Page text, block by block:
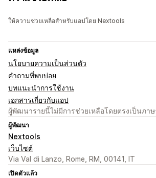
ให้ความช่วยเหลือสำหรับแอปโดย Nextools
แหล่งข้อมูล
นโยบายความเป็นส่วนตัว
คำถามที่พบบ่อย
บทแนะนำการใช้งาน
เอกสารเกี่ยวกับแอป
ผู้พัฒนารายนี้ไม่มีการช่วยเหลือโดยตรงเป็นภา
ผู้พัฒนา
Nextools
เว็บไซต์
Via Val di Lanzo, Rome, RM, 00141, IT
เปิดตัวแล้ว